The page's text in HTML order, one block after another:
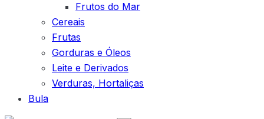
Frutos do Mar
Cereais
Frutas
Gorduras e Óleos
Leite e Derivados
Verduras, Hortaliças
Bula